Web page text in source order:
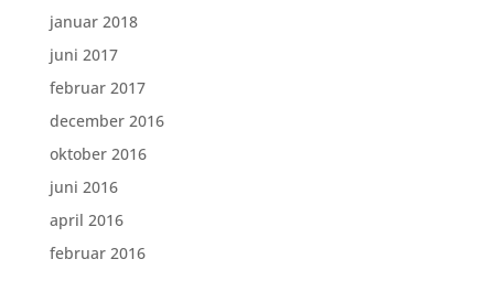
januar 2018
juni 2017
februar 2017
december 2016
oktober 2016
juni 2016
april 2016
februar 2016